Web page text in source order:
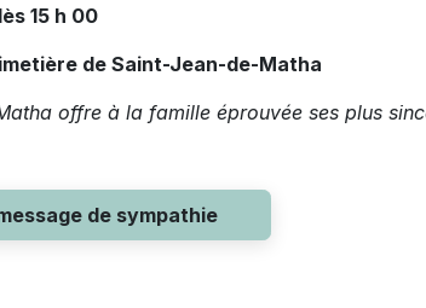
15 h 00
de Saint-Jean-de-Matha
offre à la famille éprouvée ses plus
de sympathie